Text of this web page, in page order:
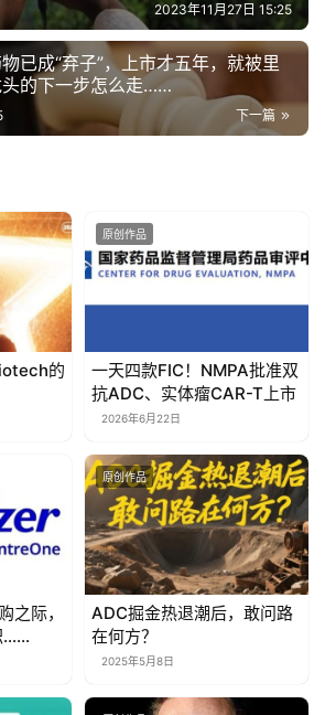
2023年11月27日 15:25
已成“弃子”，上市才五年，就被里
的下一步怎么走……
下一篇
的
原创作品
一天四款FIC！NMPA批准双
抗ADC、实体瘤CAR-T上市
2026年6月22日
之际，
……
原创作品
ADC掘金热退潮后，敢问路
在何方？
2025年5月8日